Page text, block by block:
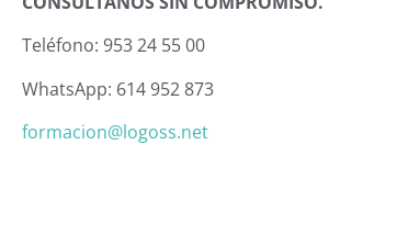
Teléfono: 953 24 55 00
WhatsApp: 614 952 873
formacion@logoss.net